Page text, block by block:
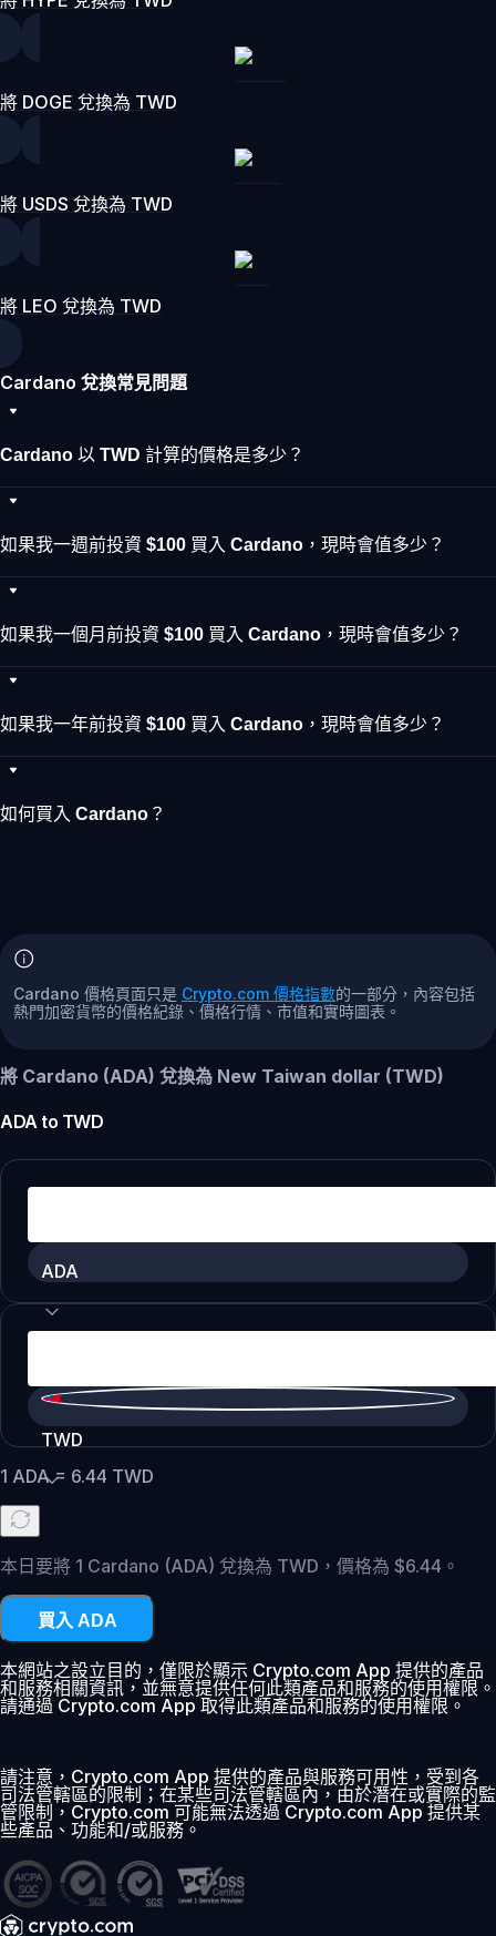
將 DOGE 兌換為 TWD
將 USDS 兌換為 TWD
將 LEO 兌換為 TWD
Cardano 兌換常見問題
Cardano 以 TWD 計算的價格是多少？
如果我一週前投資 $100 買入 Cardano，現時會值多少？
如果我一個月前投資 $100 買入 Cardano，現時會值多少？
如果我一年前投資 $100 買入 Cardano，現時會值多少？
如何買入 Cardano？
Cardano 價格頁面只是 Crypto.com 價格指數的一部分，內容包括
熱門加密貨幣的價格紀錄、價格行情、市值和實時圖表。
將 Cardano (ADA) 兌換為 New Taiwan dollar (TWD)
ADAto TWD
ADA
TWD
1 ADA= 6.44 TWD
本日要將 1 Cardano (ADA) 兌換為 TWD，價格為 $6.44。
買入 ADA
本網站之設立目的，僅限於顯示 Crypto.com App 提供的產品
和服務相關資訊，並無意提供任何此類產品和服務的使用權限。
請通過 Crypto.com App 取得此類產品和服務的使用權限。
請注意，Crypto.com App 提供的產品與服務可用性，受到各
司法管轄區的限制；在某些司法管轄區內，由於潛在或實際的監
管限制，Crypto.com 可能無法透過 Crypto.com App 提供某
些產品、功能和/或服務。